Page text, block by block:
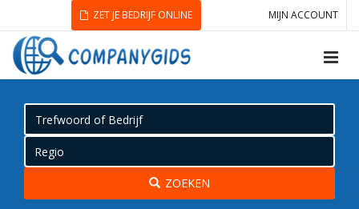
MIJN ACCOUNT
ZET JE BEDRIJF ONLINE
ZOEKEN